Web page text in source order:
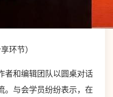
节）
和编辑团队以圆桌对话
。与会学员纷纷表示，在